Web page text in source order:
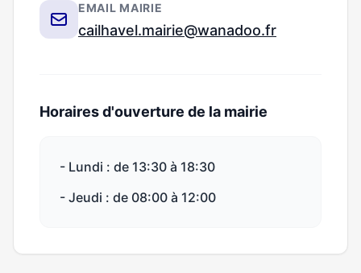
EMAIL MAIRIE
cailhavel.mairie@wanadoo.fr
Horaires d'ouverture de la mairie
- Lundi : de 13:30 à 18:30
- Jeudi : de 08:00 à 12:00